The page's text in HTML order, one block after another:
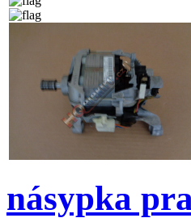
násypka